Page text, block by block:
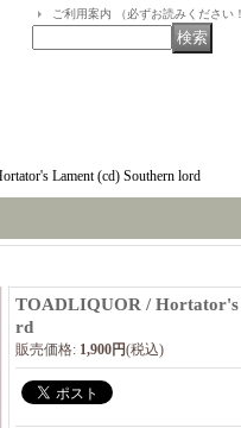
ご利用案内 （必ずお読みください
Lament (cd) Southern lord
TOADLIQUOR / Hortator's
rd
販売価格: 1,900円(税込)